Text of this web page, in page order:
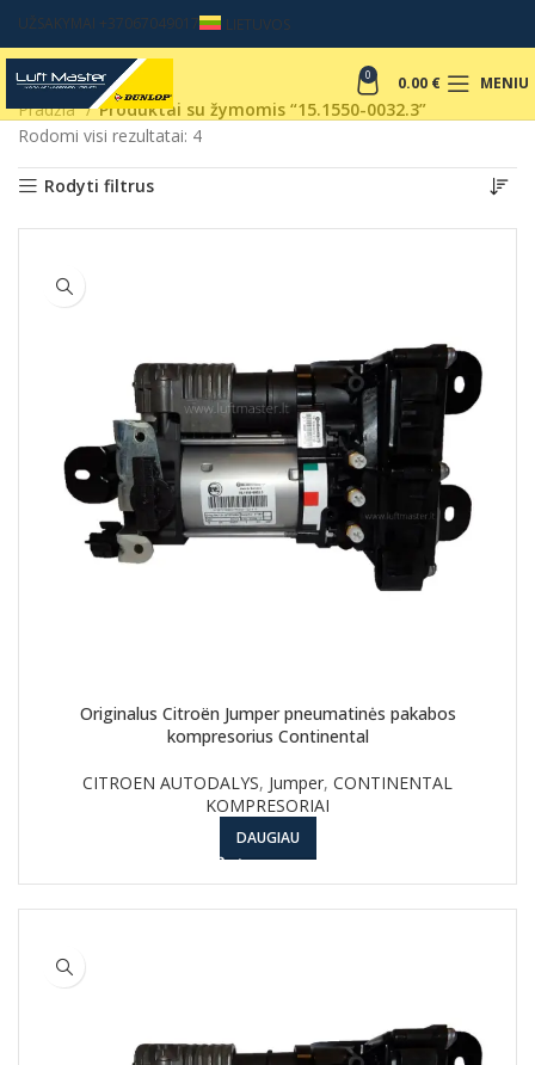
UŽSAKYMAI +37067049017 LIETUVOS
0 0.00 € MENIU
Pradžia
Produktai su žymomis “15.1550-0032.3”
Rodomi visi rezultatai: 4
Rodyti filtrus
Originalus Citroën Jumper pneumatinės pakabos
kompresorius Continental
CITROEN AUTODALYS, Jumper, CONTINENTAL
KOMPRESORIAI
DAUGIAU